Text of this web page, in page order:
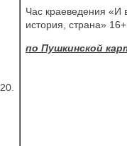
20.
Час краеведения «И
история, страна»
по Пушкинской